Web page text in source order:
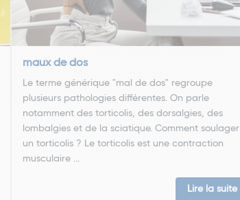
maux de dos
Le terme générique "mal de dos" regroupe
plusieurs pathologies différentes. On parle
notamment des torticolis, des dorsalgies, des
lombalgies et de la sciatique. Comment soulager
un torticolis ? Le torticolis est une contraction
musculaire ...
Lire la suite